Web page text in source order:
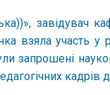
завідувач
взяла участь у
запрошені